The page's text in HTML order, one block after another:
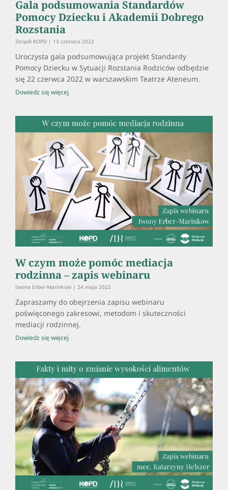
Gala podsumowania Standardów
Pomocy Dziecku i Akademii Dobrego
Rozstania
Zespół KOPD 13 czerwca 2022
Uroczysta gala podsumowująca projekt Standardy
Pomocy Dziecku w Sytuacji Rozstania Rodziców odbędzie
się 22 czerwca 2022 w warszawskim Teatrze Ateneum.
Dowiedz się więcej
W czym może pomóc mediacja
rodzinna – zapis webinaru
Iwona Erber-Marinkow 24 maja 2022
Zapraszamy do obejrzenia zapisu webinaru
poświęconego zakresowi, metodom i skuteczności
mediacji rodzinnej.
Dowiedz się więcej